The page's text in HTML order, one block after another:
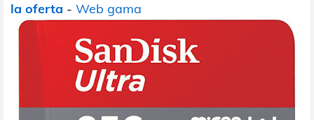
la oferta - Web gama